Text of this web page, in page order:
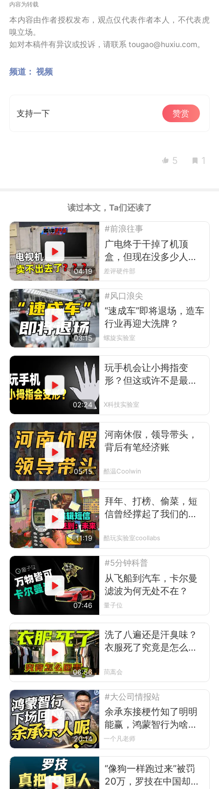
内容为转载
本内容由作者授权发布，观点仅代表作者本人，不代表虎
嗅立场。
如对本稿件有异议或投诉，请联系 tougao@huxiu.com。
频道： 视频
支持一下 赞赏
5 1
读过本文，Ta们还读了
04:19
#前浪往事
广电终于干掉了机顶
盒，但现在没多少人看
电视了
差评硬件部
03:15
#风口浪尖
“速成车”即将退场，造车
行业再迎大洗牌？
螺旋实验室
02:24
玩手机会让小拇指变
形？但这或许不是最可
X科技实验室
05:15
河南休假，领导带头，
背后有笔经济账
酷温Coolwin
11:19
拜年、打榜、偷菜，短
信曾经撑起了我们的前
酷玩实验室coollabs
07:46
#5分钟科普
从飞船到汽车，卡尔曼
滤波为何无处不在？
量子位
06:56
洗了八遍还是汗臭味？
衣服死了究竟是怎么回
茼蒿会
20:14
#大公司情报站
余承东接梗竹知了明明
能赢，鸿蒙智行为啥不
让？
一个凡老师
“像狗一样跑过来”被罚
20万，罗技在中国却卖